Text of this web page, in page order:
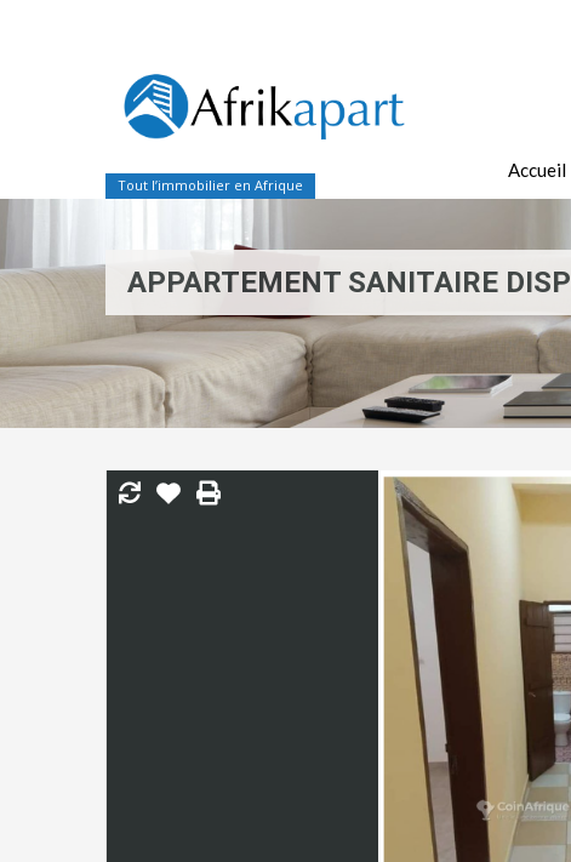
Tout l’immobilier en Afrique
Accueil
APPARTEMENT SANITAIRE